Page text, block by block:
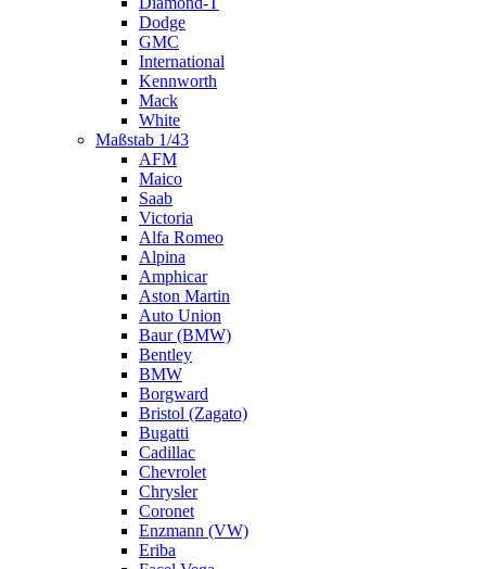
Dodge
GMC
International
Kennworth
Mack
White
Maßstab 1/43
AFM
Maico
Saab
Victoria
Alfa Romeo
Alpina
Amphicar
Aston Martin
Auto Union
Baur (BMW)
Bentley
BMW
Borgward
Bristol (Zagato)
Bugatti
Cadillac
Chevrolet
Chrysler
Coronet
Enzmann (VW)
Eriba